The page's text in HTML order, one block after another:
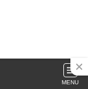
MENU